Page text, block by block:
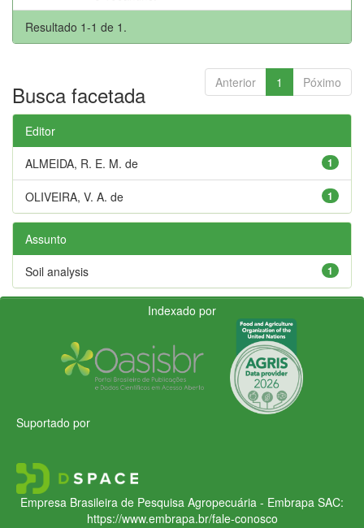
Resultado 1-1 de 1.
Anterior 1 Póximo
Busca facetada
Editor
1
ALMEIDA, R. E. M. de
1
OLIVEIRA, V. A. de
Assunto
1
Soil analysis
Indexado por
Suportado por
Empresa Brasileira de Pesquisa Agropecuária - Embrapa SAC:
https://www.embrapa.br/fale-conosco